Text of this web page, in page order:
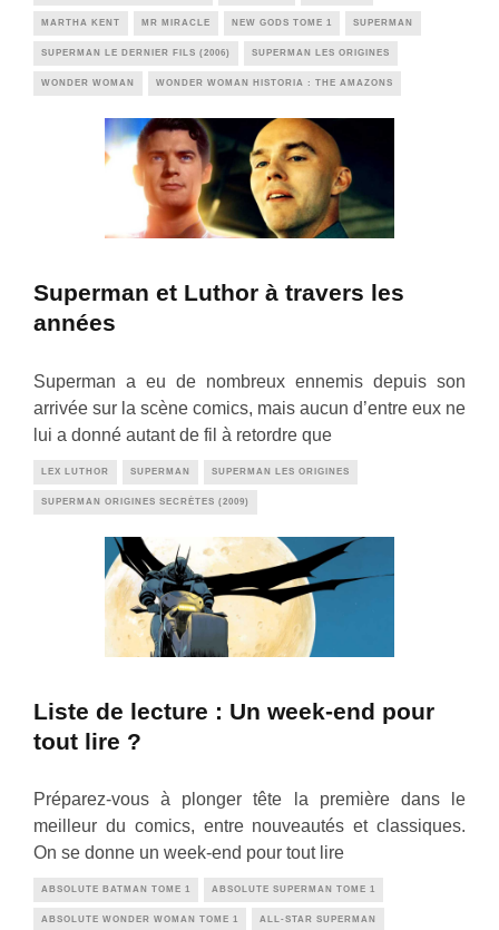
MARTHA KENT MR MIRACLE NEW GODS TOME 1 SUPERMAN
SUPERMAN LE DERNIER FILS (2006) SUPERMAN LES ORIGINES
WONDER WOMAN WONDER WOMAN HISTORIA : THE AMAZONS
Superman et Luthor à travers les
années
Superman a eu de nombreux ennemis depuis son
arrivée sur la scène comics, mais aucun d’entre eux ne
lui a donné autant de fil à retordre que
LEX LUTHOR SUPERMAN SUPERMAN LES ORIGINES
SUPERMAN ORIGINES SECRÈTES (2009)
Liste de lecture : Un week-end pour
tout lire ?
Préparez-vous à plonger tête la première dans le
meilleur du comics, entre nouveautés et classiques.
On se donne un week-end pour tout lire
ABSOLUTE BATMAN TOME 1 ABSOLUTE SUPERMAN TOME 1
ABSOLUTE WONDER WOMAN TOME 1 ALL-STAR SUPERMAN